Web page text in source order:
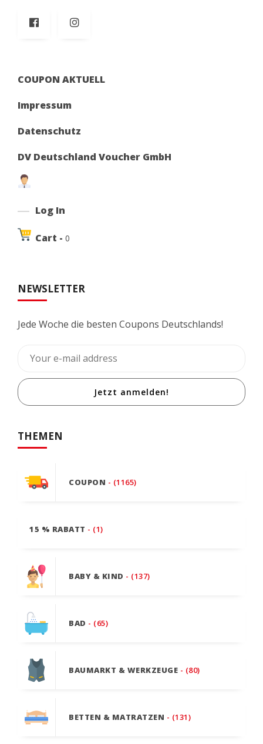
COUPON AKTUELL
Impressum
Datenschutz
DV Deutschland Voucher GmbH
Log In
Cart - 0
NEWSLETTER
Jede Woche die besten Coupons Deutschlands!
Jetzt anmelden!
THEMEN
COUPON - (1165)
15 % RABATT - (1)
BABY & KIND - (137)
BAD - (65)
BAUMARKT & WERKZEUGE - (80)
BETTEN & MATRATZEN - (131)